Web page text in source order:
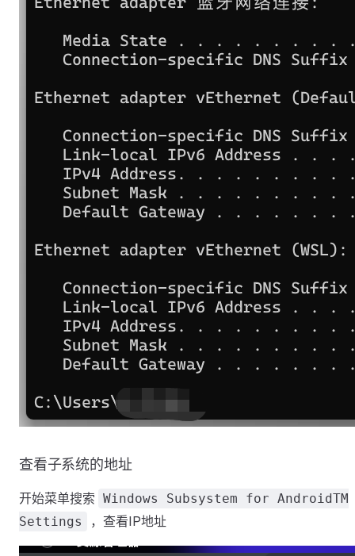
查看子系统的地址
开始菜单搜索 Windows Subsystem for AndroidTM
Settings
，查看IP地址